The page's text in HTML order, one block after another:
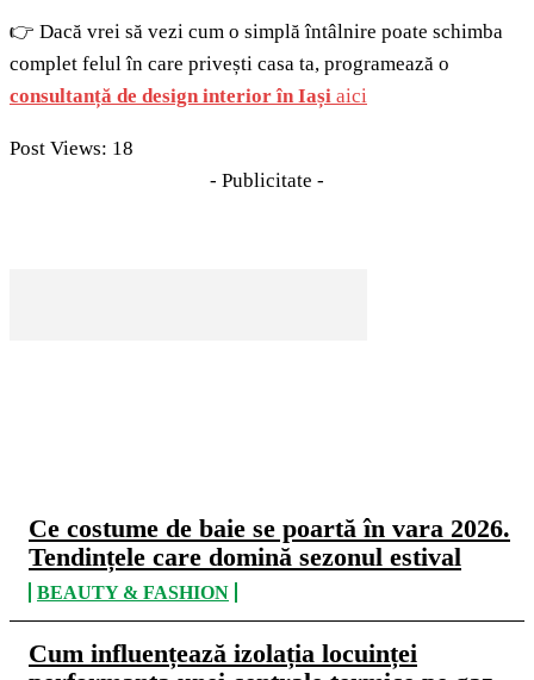
Ce costume de baie se poartă în vara 2026.
Tendințele care domină sezonul estival
BEAUTY & FASHION
Cum influențează izolația locuinței
👉 Dacă vrei să vezi cum o simplă întâlnire poate schimba
complet felul în care privești casa ta, programează o
consultanță de design interior în Iași aici
Post Views: 18
- Publicitate -